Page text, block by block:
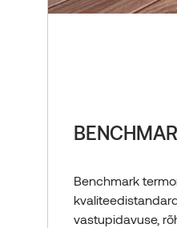
Benchmark
vastupidavuse,